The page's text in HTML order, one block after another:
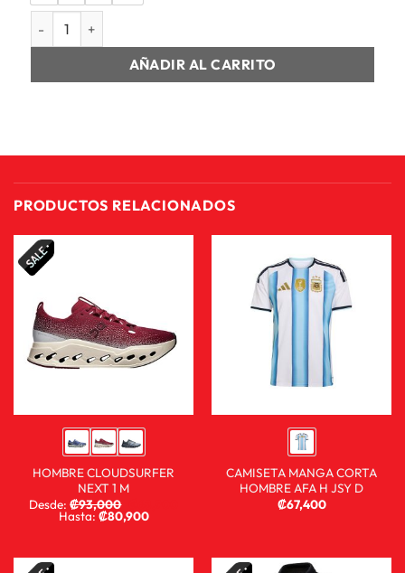
SHORT 7 HOMBRE M NK DF FORM 7IN UL SHORT cantidad
AÑADIR AL CARRITO
PRODUCTOS RELACIONADOS
HOMBRE CLOUDSURFER
NEXT 1 M
Desde:₡93,000
Hasta:₡80,900
CAMISETA MANGA CORTA
HOMBRE AFA H JSY D
₡67,400